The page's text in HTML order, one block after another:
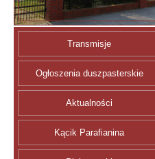
Transmisje
Ogłoszenia duszpasterskie
Aktualności
Kącik Parafianina